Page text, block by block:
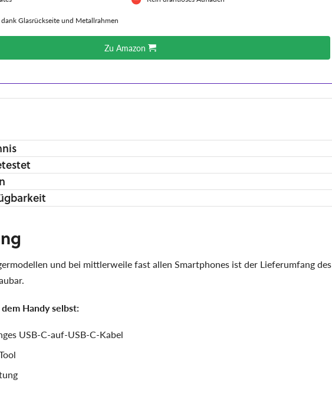
Glasrückseite und Metallrahmen
Zu Amazon
und bei mittlerweile fast allen Smartphones ist der Lieferumfang des
Handy selbst:
USB-C-auf-USB-C-Kabel